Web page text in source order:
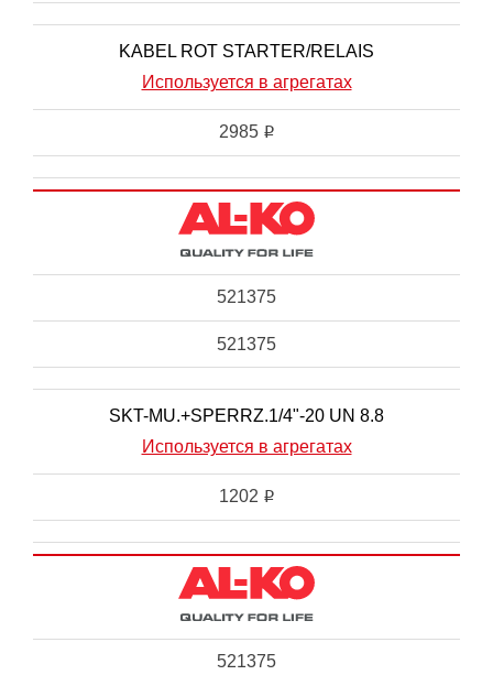
KABEL ROT STARTER/RELAIS
Используется в агрегатах
2985 i
521375
521375
SKT-MU.+SPERRZ.1/4"-20 UN 8.8
Используется в агрегатах
1202 i
521375